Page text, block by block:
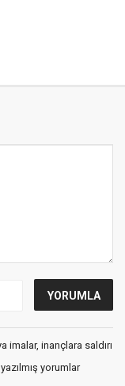
imalar, inançlara saldırı
yorumlar